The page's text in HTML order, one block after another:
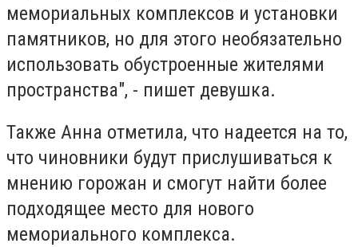
мемориальных комплексов и установки
памятников, но для этого необязательно
использовать обустроенные жителями
пространства", - пишет девушка.
Также Анна отметила, что надеется на то,
что чиновники будут прислушиваться к
мнению горожан и смогут найти более
подходящее место для нового
мемориального комплекса.